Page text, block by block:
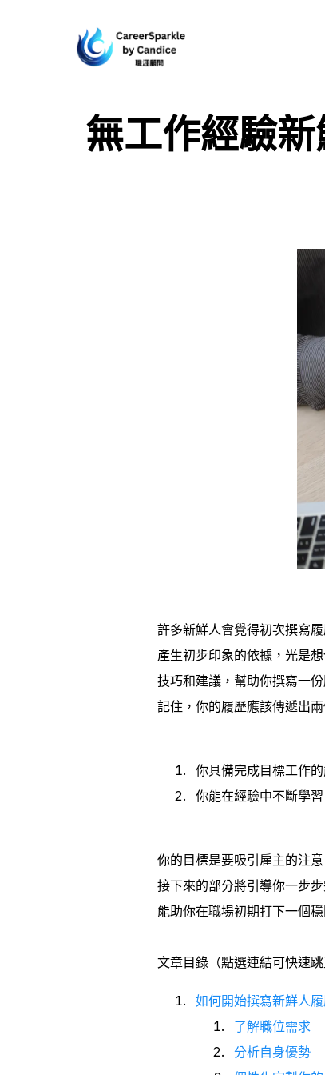
無工作經驗
許多新鮮人會覺得初次撰寫
產生初步印象的依據，光是
技巧和建議，幫助你撰寫一
記住，你的履歷應該傳遞出兩
你具備完成目標工作的
你能在經驗中不斷學習
你的目標是要吸引雇主的注
接下來的部分將引導你一步
能助你在職場初期打下一個穩
文章目錄（點選連結可快速跳
如何開始撰寫新鮮人
了解職位需求
分析自身優勢